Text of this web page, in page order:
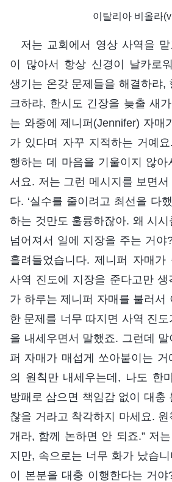
이탈리아 비올라
저는 교회에서 영상 사역을
이 많아서 항상 신경이 날카로
생기는 온갖 문제들을 해결하랴,
크하랴, 한시도 긴장을 늦출 새
는 와중에 제니퍼(Jennifer) 자매
가 있다며 자꾸 지적하는 거예
행하는 데 마음을 기울이지 않아
서요. 저는 그런 메시지를 보면
다. ‘실수를 줄이려고 최선을 다
하는 것만도 훌륭하잖아. 왜 시시
넘어져서 일에 지장을 주는 거야
흘려들었습니다. 제니퍼 자매가
사역 진도에 지장을 준다고만
가 하루는 제니퍼 자매를 불러서
한 문제를 너무 따지면 사역 진
을 내세우면서 말했죠. 그런데
퍼 자매가 매섭게 쏘아붙이는 거
의 원칙만 내세우는데, 나도 한
방패로 삼으면 책임감 없이 대충
찮을 거라고 착각하지 마세요.
개라, 함께 논하면 안 되죠.” 저
지만, 속으로는 너무 화가 났습니
이 본분을 대충 이행한다는 거